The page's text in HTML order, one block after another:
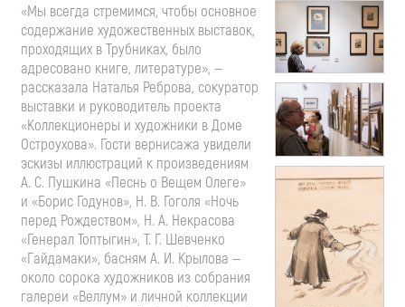
«Мы всегда стремимся, чтобы основное
содержание художественных выставок,
проходящих в Трубниках, было
адресовано книге, литературе», —
рассказала Наталья Реброва, сокуратор
выставки и руководитель проекта
«Коллекционеры и художники в Доме
Остроухова». Гости вернисажа увидели
эскизы иллюстраций к произведениям
А. С. Пушкина «Песнь о Вещем Олеге»
и «Борис Годунов», Н. В. Гоголя «Ночь
перед Рождеством», Н. А. Некрасова
«Генерал Топтыгин», Т. Г. Шевченко
«Гайдамаки», басням А. И. Крылова —
около сорока художников из собрания
галереи «Веллум» и личной коллекции